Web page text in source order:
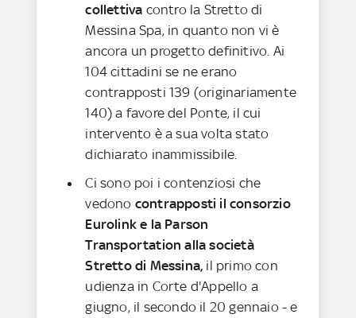
collettiva contro la Stretto di
Messina Spa, in quanto non vi è
ancora un progetto definitivo. Ai
104 cittadini se ne erano
contrapposti 139 (originariamente
140) a favore del Ponte, il cui
intervento è a sua volta stato
dichiarato inammissibile.
Ci sono poi i contenziosi che
vedono contrapposti il consorzio
Eurolink e la Parson
Transportation alla società
Stretto di Messina, il primo con
udienza in Corte d'Appello a
giugno, il secondo il 20 gennaio - e